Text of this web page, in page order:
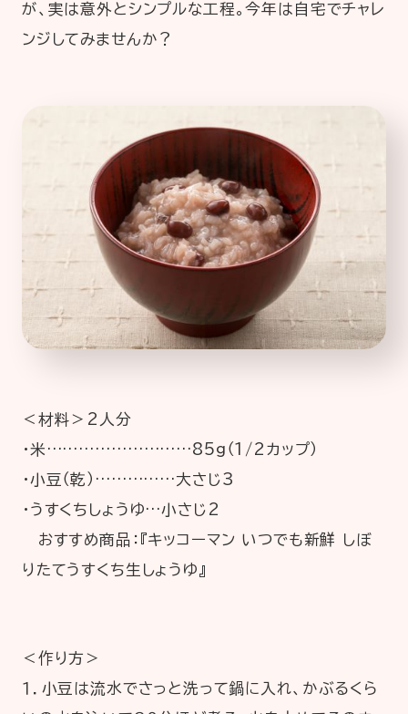
が、実は意外とシンプルな工程。今年は自宅でチャレ
ンジしてみませんか？
＜材料＞2人分
・米………………………85g（1/2カップ）
・小豆（乾）……………大さじ3
・うすくちしょうゆ…小さじ2
おすすめ商品：『キッコーマン いつでも新鮮 しぼ
りたてうすくち生しょうゆ』
＜作り方＞
１．小豆は流水でさっと洗って鍋に入れ、かぶるくら